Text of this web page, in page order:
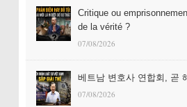
Critique ou
de la vérité ?
07/08/2026
베트남 변호사 연합회, 곧
07/08/2026